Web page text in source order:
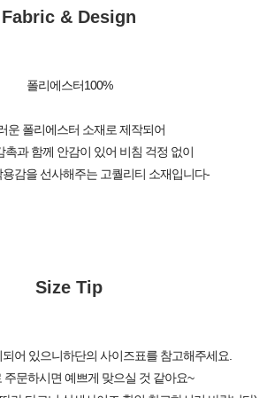
Fabric & Design
폴리에스터100%
운 폴리에스터 소재로 제작되어
촉과 함께 안감이 있어 비침 걱정 없이
감을 선사해주는 고퀄리티 소재입니다-
Size Tip
어 있으니하단의 사이즈표를 참고해주세요.
주문하시면 예쁘게 맞으실 것 같아요~